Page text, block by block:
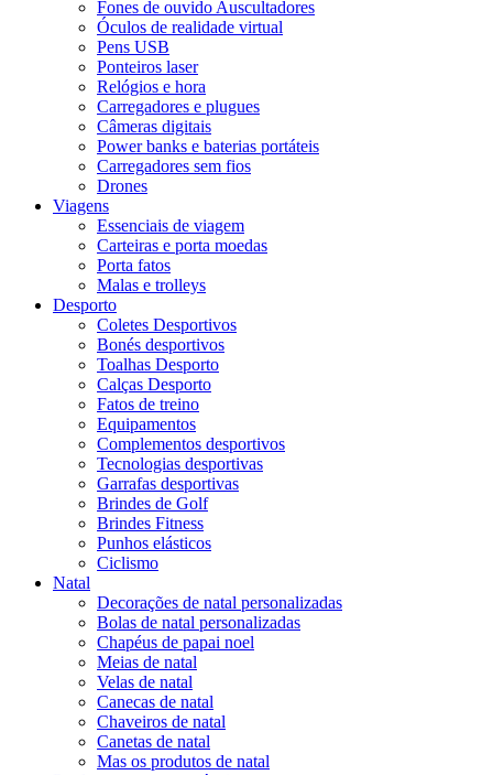
Fones de ouvido Auscultadores
Óculos de realidade virtual
Pens USB
Ponteiros laser
Relógios e hora
Carregadores e plugues
Câmeras digitais
Power banks e baterias portáteis
Carregadores sem fios
Drones
Viagens
Essenciais de viagem
Carteiras e porta moedas
Porta fatos
Malas e trolleys
Desporto
Coletes Desportivos
Bonés desportivos
Toalhas Desporto
Calças Desporto
Fatos de treino
Equipamentos
Complementos desportivos
Tecnologias desportivas
Garrafas desportivas
Brindes de Golf
Brindes Fitness
Punhos elásticos
Ciclismo
Natal
Decorações de natal personalizadas
Bolas de natal personalizadas
Chapéus de papai noel
Meias de natal
Velas de natal
Canecas de natal
Chaveiros de natal
Canetas de natal
Mas os produtos de natal